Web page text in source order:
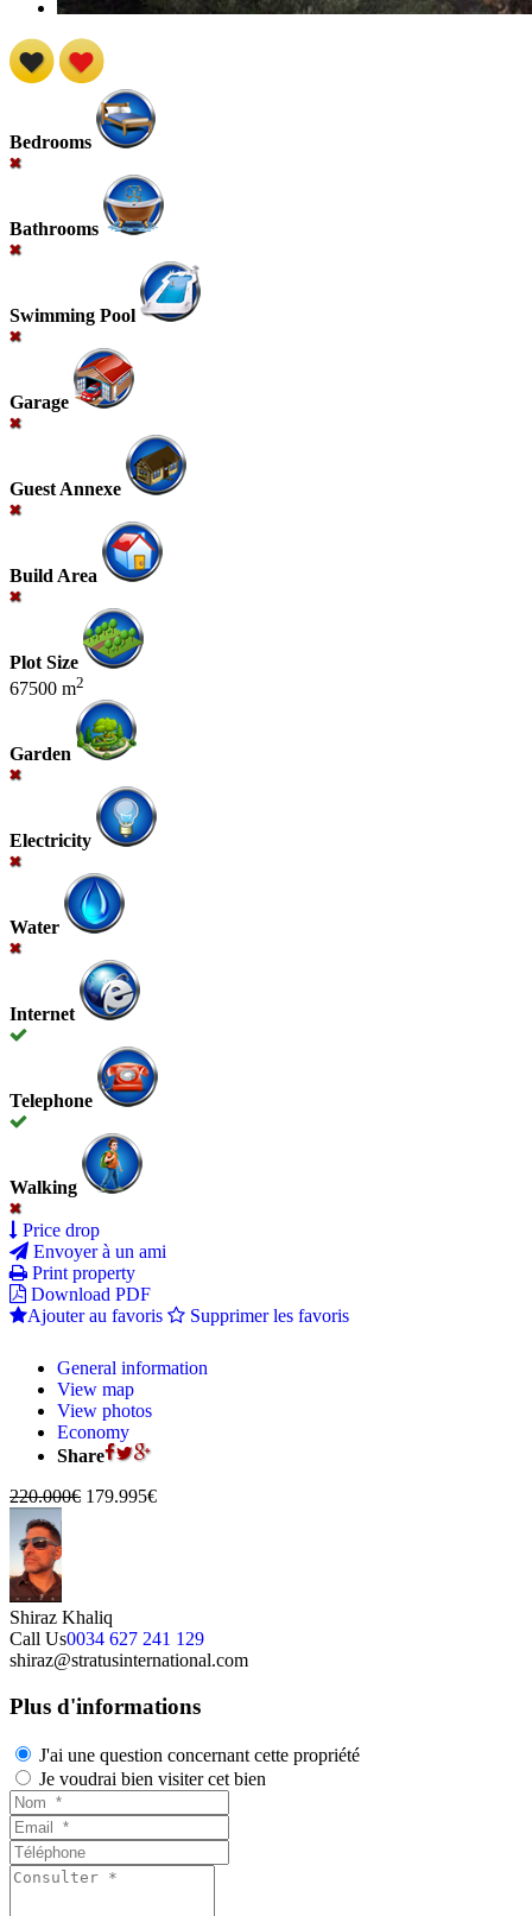
Bedrooms
Bathrooms
Swimming Pool
Garage
Guest Annexe
Build Area
Plot Size
67500 m2
Garden
Electricity
Water
Internet
Telephone
Walking
Price drop
Envoyer à un ami
Print property
Download PDF
Ajouter au favoris
Supprimer les favoris
General information
View map
View photos
Economy
Share
220.000€ 179.995€
Shiraz Khaliq
Call Us0034 627 241 129
shiraz@stratusinternational.com
Plus d'informations
J'ai une question concernant cette propriété
Je voudrai bien visiter cet bien